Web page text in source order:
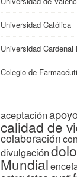
Universidad Católica
Universidad Cardenal
Colegio de
aceptación
calidad de
colaboración
divulgación
Mundial